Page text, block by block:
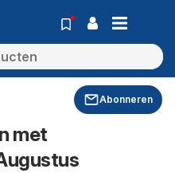
Abonneren
met